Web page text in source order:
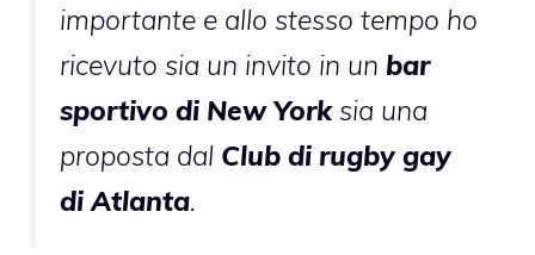
importante e allo stesso tempo ho
ricevuto sia un invito in un bar
sportivo di New Yorksia una
proposta dal Club di rugby gay
di Atlanta.